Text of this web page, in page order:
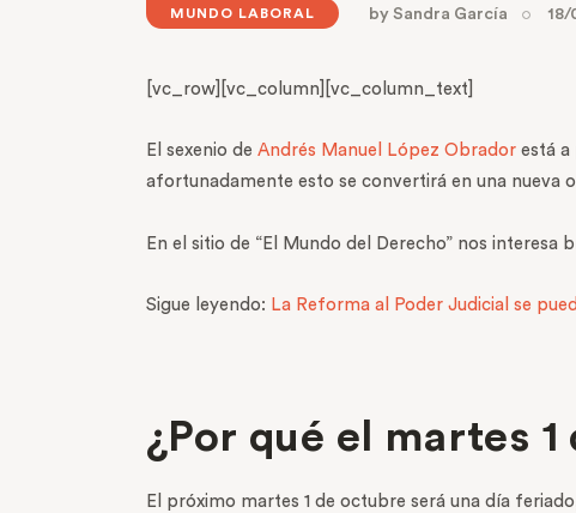
MUNDO LABORAL bySandra García 18/
[vc_row][vc_column][vc_column_text]
El sexenio de Andrés Manuel López Obrador está a
afortunadamente esto se convertirá en una nueva
En el sitio de “El Mundo del Derecho” nos
Sigue leyendo: La Reforma al Poder Judicial se
¿Por qué el martes
El próximo martes 1 de octubre será una día